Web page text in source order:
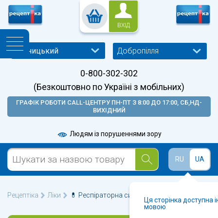
ВХІД
Добропілля
0-800-302-302
(Безкоштовно по Україні з мобільних)
ГРАФІК РОБОТИ CALL-ЦЕНТРУ ПН-ПТ З 8:00 ДО 17:00, СБ,НД-
ВИХІДНИЙ
Людям із порушеннями зору
RU UA
Ця сторінка доступна
мовою
Рецептіка Ліки 💊 Респіраторна система у Добропіллі 🩺